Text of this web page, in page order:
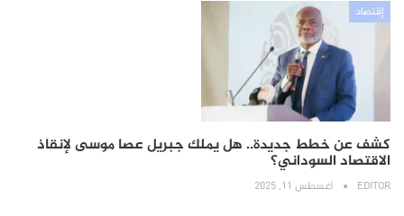
إقتصاد
كشف عن خطط جديدة.. هل يملك جبريل عصا موسى لإنقاذ
الاقتصاد السوداني؟
EDITOR أغسطس 11, 2025